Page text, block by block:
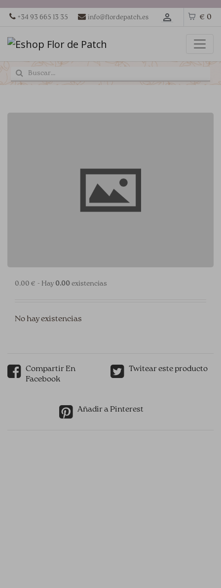
+34 93 665 13 35 info@flordepatch.es € 0
0.00 € - Hay 0.00existencias
No hay existencias
Compartir En
Facebook
Twitear este producto
Añadir a Pinterest